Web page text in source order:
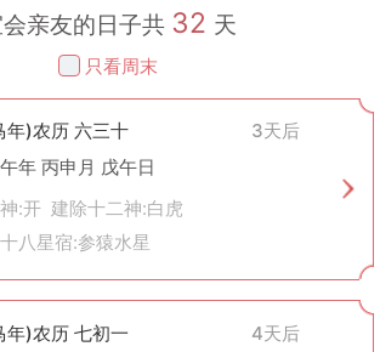
，确保大家都有空出席。
合“会亲友”，但实际操作时也应考虑到参与者
松愉快的氛围，避免讨论敏感话题导致不快。
友”不仅仅是一种日常行为，它还蕴含着深厚
为，在合适的时间与亲人朋友相聚，不仅能够
能获得天地自然之气的加持，对个人运势有所
，人们非常重视选择良辰吉日来进行这类社交
快，人们的生活方式发生了很大变化，但“会
亲友的日子共 32 天
只看周末
年)农历 六三十
3天后
年 丙申月 戊午日
:开 建除十二神:白虎
八星宿:参猿水星
年)农历 七初一
4天后